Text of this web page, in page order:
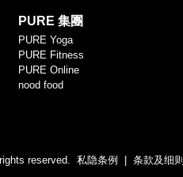
PURE 集團
PURE Yoga
PURE Fitness
PURE Online
nood food
reserved. 私隐条例 条款及细则